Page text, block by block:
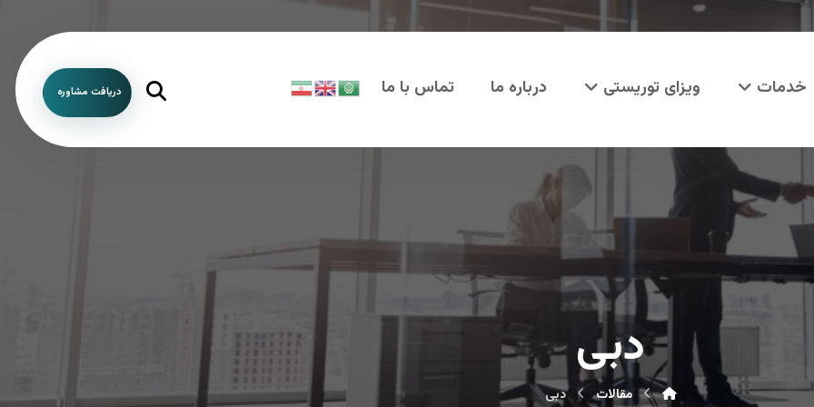
خدمات ویزای توریستی درباره ما تماس با ما دریافت مشاوره
دبی
مقالات دبی